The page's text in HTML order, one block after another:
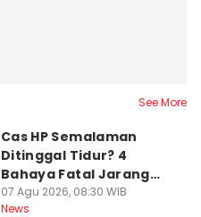
See More
Cas HP Semalaman
Ditinggal Tidur? 4
Bahaya Fatal Jarang
Disadari Pekerja Kantor
07 Agu 2026, 08:30 WIB
News